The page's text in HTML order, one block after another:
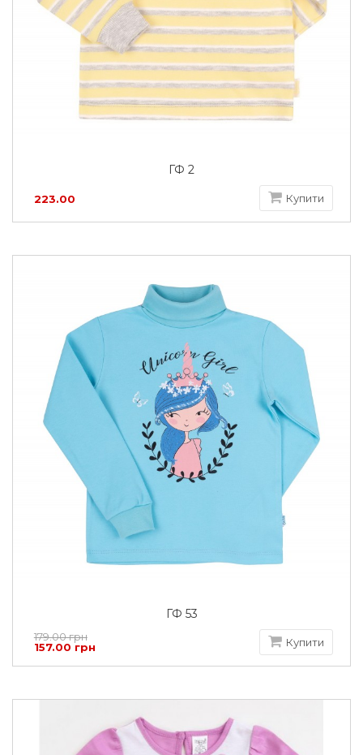
ГФ 2
223.00 Купити
ГФ 53
179.00 грн
157.00 грн
Купити